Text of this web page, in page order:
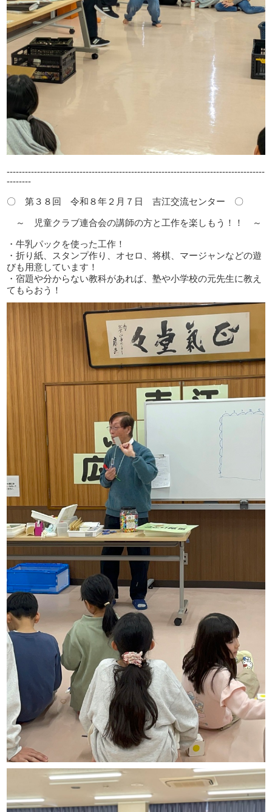
-------------------------------------------------------------------------------------
--------
〇 第３８回 令和８年２月７日 吉江交流センター 〇
～ 児童クラブ連合会の講師の方と工作を楽しもう！！ ～
・牛乳パックを使った工作！
・折り紙、スタンプ作り、オセロ、将棋、マージャンなどの遊
びも用意しています！
・宿題や分からない教科があれば、塾や小学校の元先生に教え
てもらおう！